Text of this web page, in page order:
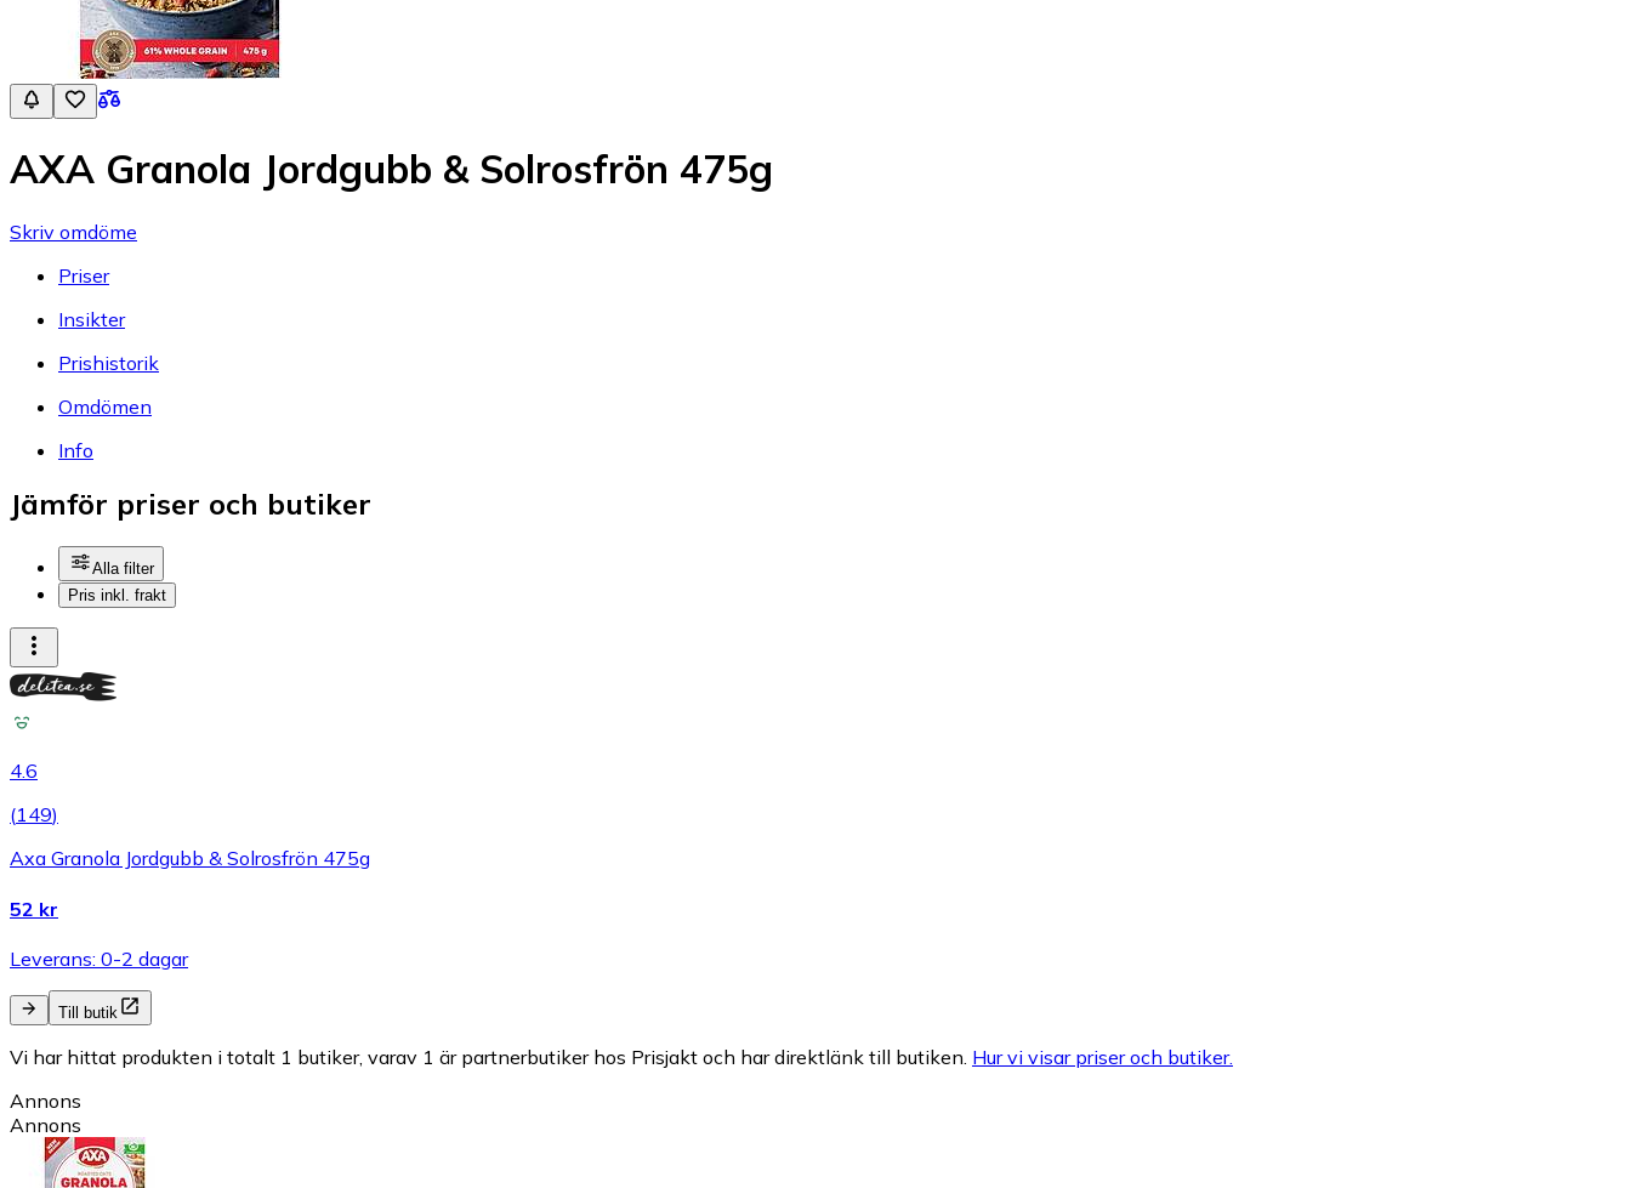
AXA Granola Jordgubb & Solrosfrön 475g
Skriv omdöme
Priser
Insikter
Prishistorik
Omdömen
Info
Jämför priser och butiker
Alla filter
Pris inkl. frakt
4.6
(149)
Axa Granola Jordgubb & Solrosfrön 475g
52 kr
Leverans: 0-2 dagar
Till butik
Vi har hittat produkten i totalt 1 butiker, varav 1 är partnerbutiker hos Prisjakt och har direktlänk till butiken. Hur vi visar priser och butiker.
Annons
Annons